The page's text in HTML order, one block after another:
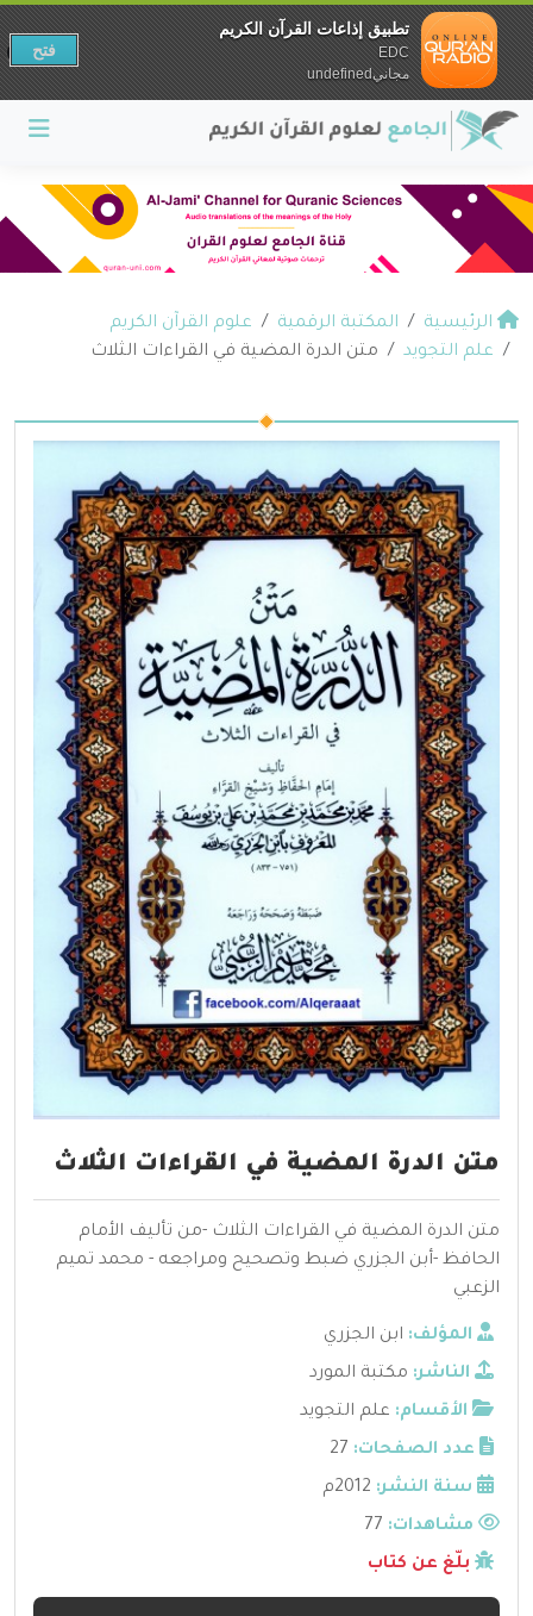
الرئيسية المكتبة الرقمية
علوم القرآن الكريم
علم التجويد
متن الدرة المضية في القراءات الثلاث
متن الدرة المضية في القراءات الثلاث
متن الدرة المضية في القراءات الثلاث -من تأليف الأمام
الحافظ -أبن الجزري ضبط وتصحيح ومراجعه - محمد تميم
الزعبي
المؤلف: ابن الجزري
الناشر: مكتبة المورد
الأقسام: علم التجويد
عدد الصفحات: 27
سنة النشر: 2012م
مشاهدات:
بلّغ عن كتاب
تطبيق إذاعات القرآن الكريم
EDC
مجانيundefined
فتح